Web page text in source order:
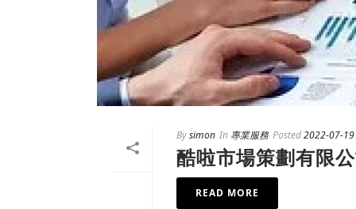
Bysimon In專業服務 Posted2022-07-19
酷啦市場策劃有限
READ MORE